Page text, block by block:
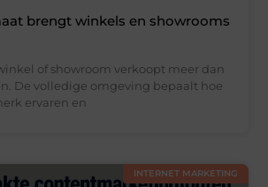
brengt winkels en showrooms
of showroom verkoopt meer dan
De volledige omgeving bepaalt hoe
ervaren en
INTERNET MARKETING